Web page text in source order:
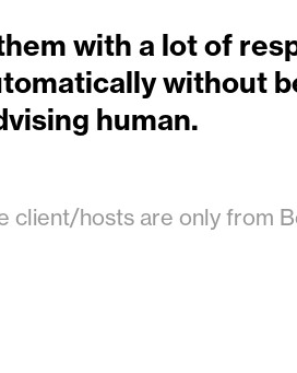
with a lot of
without
human.
client/hosts are only from